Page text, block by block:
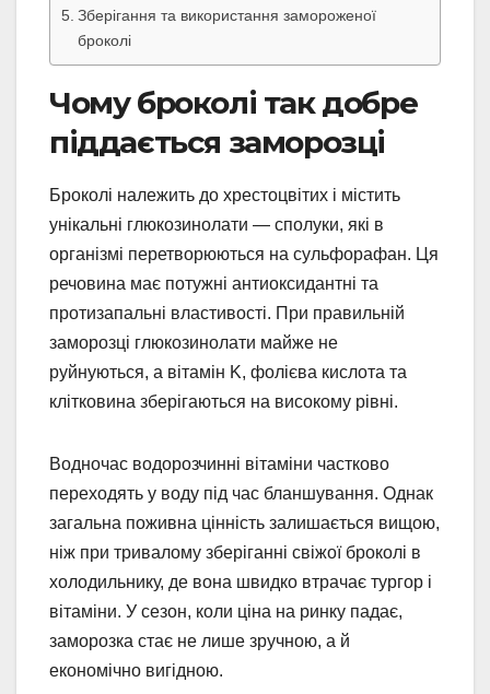
Зберігання та використання замороженої
броколі
Чому броколі так добре
піддається заморозці
Броколі належить до хрестоцвітих і містить
унікальні глюкозинолати — сполуки, які в
організмі перетворюються на сульфорафан. Ця
речовина має потужні антиоксидантні та
протизапальні властивості. При правильній
заморозці глюкозинолати майже не
руйнуються, а вітамін K, фолієва кислота та
клітковина зберігаються на високому рівні.
Водночас водорозчинні вітаміни частково
переходять у воду під час бланшування. Однак
загальна поживна цінність залишається вищою,
ніж при тривалому зберіганні свіжої броколі в
холодильнику, де вона швидко втрачає тургор і
вітаміни. У сезон, коли ціна на ринку падає,
заморозка стає не лише зручною, а й
економічно вигідною.